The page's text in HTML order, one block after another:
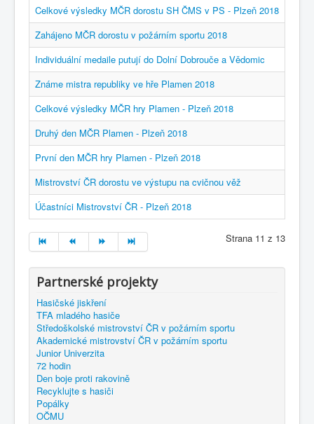
Celkové výsledky MČR dorostu SH ČMS v PS - Plzeň 2018
Zahájeno MČR dorostu v požárním sportu 2018
Individuální medaile putují do Dolní Dobrouče a Vědomic
Známe mistra republiky ve hře Plamen 2018
Celkové výsledky MČR hry Plamen - Plzeň 2018
Druhý den MČR Plamen - Plzeň 2018
První den MČR hry Plamen - Plzeň 2018
Mistrovství ČR dorostu ve výstupu na cvičnou věž
Účastníci Mistrovství ČR - Plzeň 2018
Strana 11 z 13
Partnerské projekty
Hasičské jiskření
TFA mladého hasiče
Středoškolské mistrovství ČR v požárním sportu
Akademické mistrovství ČR v požárním sportu
Junior Univerzita
72 hodin
Den boje proti rakovině
Recyklujte s hasiči
Popálky
OČMU